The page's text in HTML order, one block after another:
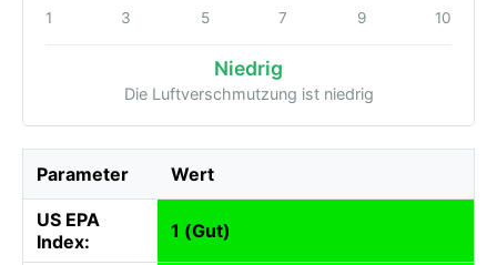
1 3 5 7 9 10
Niedrig
Die Luftverschmutzung ist niedrig
Parameter Wert
US EPA
Index:
1 (Gut)